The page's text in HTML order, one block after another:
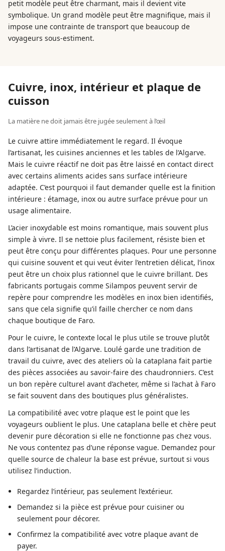
petit modèle peut être charmant, mais il devient vite
symbolique. Un grand modèle peut être magnifique, mais il
impose une contrainte de transport que beaucoup de
voyageurs sous-estiment.
Cuivre, inox, intérieur et plaque de
cuisson
La matière ne doit jamais être jugée seulement à l’œil
Le cuivre attire immédiatement le regard. Il évoque
l’artisanat, les cuisines anciennes et les tables de l’Algarve.
Mais le cuivre réactif ne doit pas être laissé en contact direct
avec certains aliments acides sans surface intérieure
adaptée. C’est pourquoi il faut demander quelle est la finition
intérieure : étamage, inox ou autre surface prévue pour un
usage alimentaire.
L’acier inoxydable est moins romantique, mais souvent plus
simple à vivre. Il se nettoie plus facilement, résiste bien et
peut être conçu pour différentes plaques. Pour une personne
qui cuisine souvent et qui veut éviter l’entretien délicat, l’inox
peut être un choix plus rationnel que le cuivre brillant. Des
fabricants portugais comme Silampos peuvent servir de
repère pour comprendre les modèles en inox bien identifiés,
sans que cela signifie qu’il faille chercher ce nom dans
chaque boutique de Faro.
Pour le cuivre, le contexte local le plus utile se trouve plutôt
dans l’artisanat de l’Algarve. Loulé garde une tradition de
travail du cuivre, avec des ateliers où la cataplana fait partie
des pièces associées au savoir-faire des chaudronniers. C’est
un bon repère culturel avant d’acheter, même si l’achat à Faro
se fait souvent dans des boutiques plus généralistes.
La compatibilité avec votre plaque est le point que les
voyageurs oublient le plus. Une cataplana belle et chère peut
devenir pure décoration si elle ne fonctionne pas chez vous.
Ne vous contentez pas d’une réponse vague. Demandez pour
quelle source de chaleur la base est prévue, surtout si vous
utilisez l’induction.
Regardez l’intérieur, pas seulement l’extérieur.
Demandez si la pièce est prévue pour cuisiner ou
seulement pour décorer.
Confirmez la compatibilité avec votre plaque avant de
payer.